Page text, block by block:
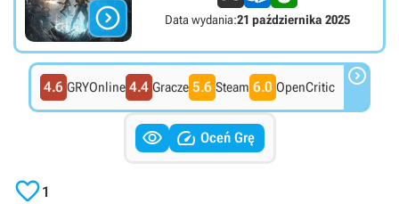
 Data wydania:21 października 2025
4.6 GRYOnline 4.4 Gracze 5.6 Steam 6.0 OpenCritic 
  Oceń Grę
1